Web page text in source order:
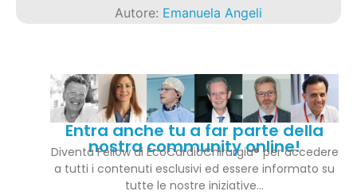
Autore: Emanuela Angeli
Entra anche tu a far parte della
nostra community online!
Diventa Fellow di EcoCardioChirurgia® per accedere
a tutti i contenuti esclusivi ed essere informato su
tutte le nostre iniziative…